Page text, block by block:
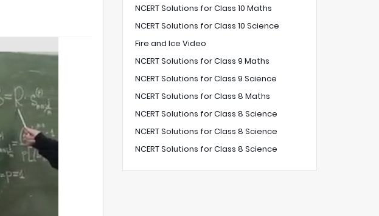
NCERT Solutions for Class 10 Maths
NCERT Solutions for Class 10 Science
Fire and Ice Video
NCERT Solutions for Class 9 Maths
NCERT Solutions for Class 9 Science
NCERT Solutions for Class 8 Maths
NCERT Solutions for Class 8 Science
NCERT Solutions for Class 8 Science
NCERT Solutions for Class 8 Science